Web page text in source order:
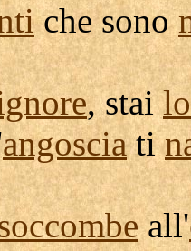
che sono
, stai
angosciati
all'